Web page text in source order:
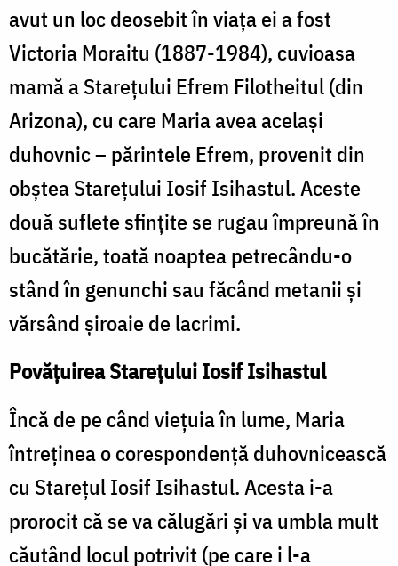
avut un loc deosebit în viața ei a fost
Victoria Moraitu (1887-1984), cuvioasa
mamă a Stareţului Efrem Filotheitul (din
Arizona), cu care Maria avea acelaşi
duhovnic – părintele Efrem, provenit din
obştea Stareţului Iosif Isihastul. Aceste
două suflete sfinţite se rugau împreună în
bucătărie, toată noaptea petrecându-o
stând în genunchi sau făcând metanii şi
vărsând şiroaie de lacrimi.
Povățuirea Starețului Iosif Isihastul
Încă de pe când vieţuia în lume, Maria
întreţinea o corespondenţă duhovnicească
cu Stareţul Iosif Isihastul. Acesta i-a
prorocit că se va călugări şi va umbla mult
căutând locul potrivit (pe care i l-a